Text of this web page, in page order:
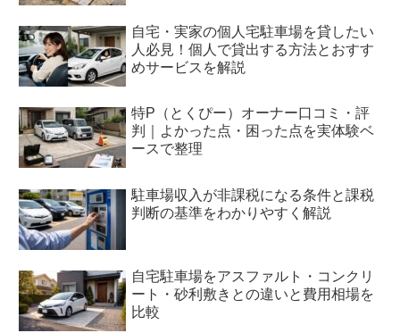
自宅・実家の個人宅駐車場を貸したい
人必見！個人で貸出する方法とおすす
めサービスを解説
特P（とくぴー）オーナー口コミ・評
判｜よかった点・困った点を実体験ベ
ースで整理
駐車場収入が非課税になる条件と課税
判断の基準をわかりやすく解説
自宅駐車場をアスファルト・コンクリ
ート・砂利敷きとの違いと費用相場を
比較